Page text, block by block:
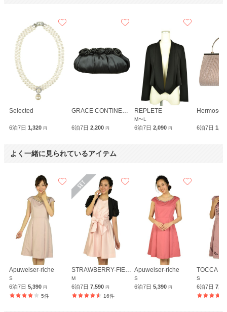
Selected
6泊7日 1,320 円
GRACE CONTINENTAL
6泊7日2,200円
REPLETE
M〜L
6泊7日 2,090 円
Hermoso
6泊7日
よく一緒に見られているアイテム
Apuweiser-riche
S
6泊7日 5,390 円
5件
M
6泊7日7,590円
16件
Apuweiser-riche
S
6泊7日 5,390 円
TOCCA
S
6泊7日